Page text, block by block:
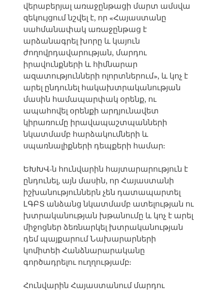
վերաբերյալ առաջընթացի մարտ ամսվա
զեկույցում նշվել է, որ «Հայաստանը
սահմանափակ առաջընթաց է
արձանագրել խորը և կայուն
ժողովրդավարության, մարդու
իրավունքների և հիմնարար
ազատությունների ոլորտներում», և կոչ է
արել ընդունել հակախտրականության
մասին համապարփակ օրենք, ու
ապահովել օրենքի արդյունավետ
կիրառումը իրավապաշտպանների
նկատմամբ հարձակումների և
սպառնալիքների դեպքերի համար:
ԵԽԽՎ-ն հունվարին հայտարարություն է
ընդունել, այն մասին, որ Հայաստանի
իշխանություններն չեն դատապարտել
ԼԳԲՏ անձանց նկատմամբ ատելության ու
խտրականության խթանումը և կոչ է արել
միջոցներ ձեռնարկել խտրականության
դեմ պայքարում Նախարարների
կոմիտեի Հանձնարարականը
գործադրելու ուղղությամբ:
Հունվարին Հայաստանում մարդու